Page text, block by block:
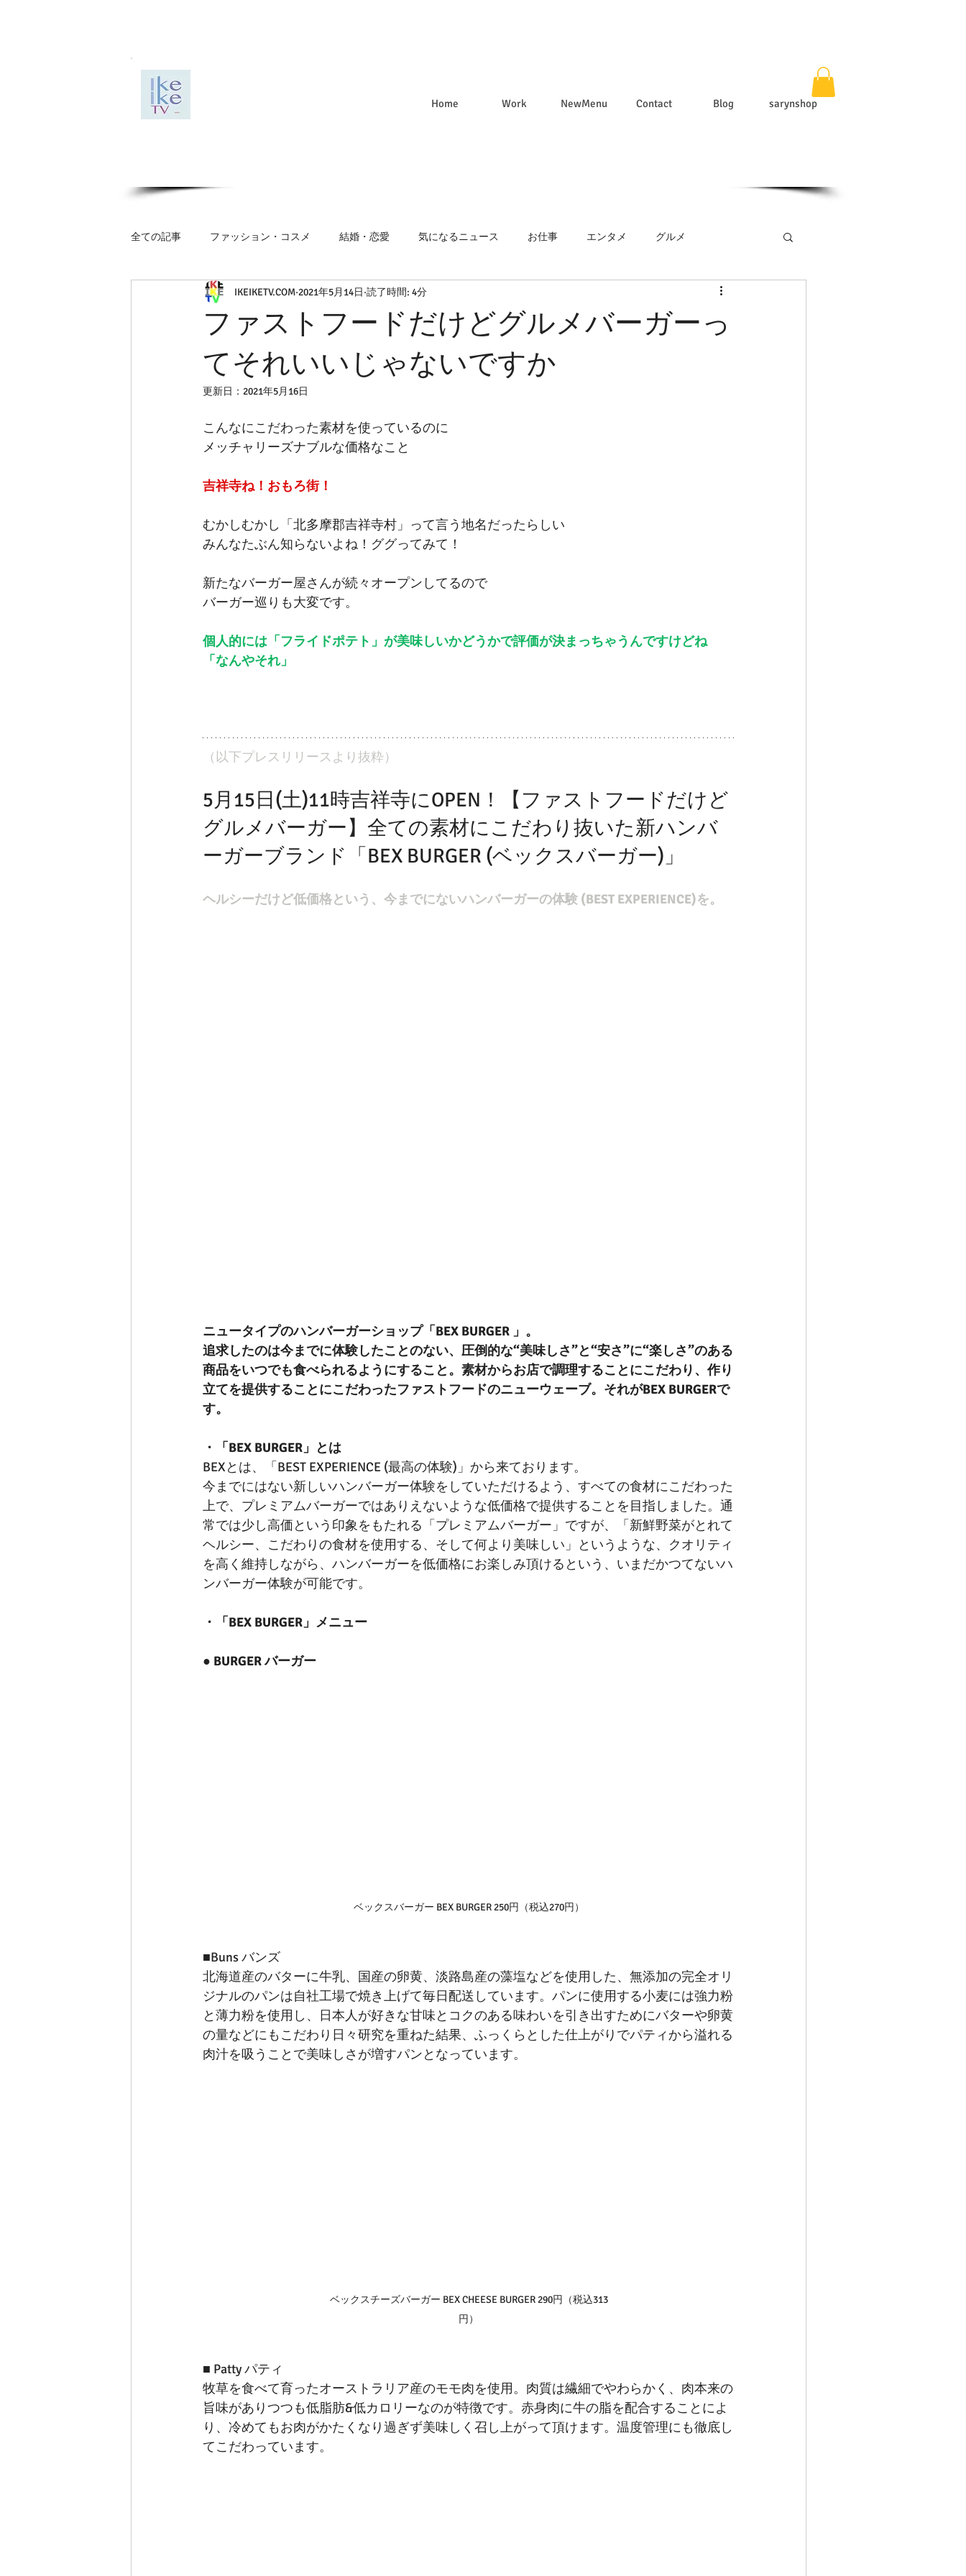
Home Work NewMenu Contact Blog sarynshop
全ての記事 ファッション・コスメ 結婚・恋愛 気になるニュース お仕事 エンタメ グルメ
ファストフードだけどグルメバーガーっ
てそれいいじゃないですか
IKEIKETV.COM 2021年5月14日 読了時間: 4分
更新日： 2021年5月16日
こんなにこだわった素材を使っているのに
メッチャリーズナブルな価格なこと
吉祥寺ね！おもろ街！
むかしむかし「北多摩郡吉祥寺村」って言う地名だったらしい
みんなたぶん知らないよね！ググってみて！
新たなバーガー屋さんが続々オープンしてるので
バーガー巡りも大変です。
個人的には「フライドポテト」が美味しいかどうかで評価が決まっちゃうんですけどね
「なんやそれ」
（以下プレスリリースより抜粋）
5月15日(土)11時吉祥寺にOPEN！【ファストフードだけど
グルメバーガー】全ての素材にこだわり抜いた新ハンバ
ーガーブランド「BEX BURGER (ベックスバーガー)」
ヘルシーだけど低価格という、今までにないハンバーガーの体験 (BEST EXPERIENCE)を。
ニュータイプのハンバーガーショップ「BEX BURGER 」。
追求したのは今までに体験したことのない、圧倒的な“美味しさ”と“安さ”に“楽しさ”のある
商品をいつでも食べられるようにすること。素材からお店で調理することにこだわり、作り
立てを提供することにこだわったファストフードのニューウェーブ。それがBEX BURGERで
す。
・「BEX BURGER」とは
BEXとは、「BEST EXPERIENCE (最高の体験)」から来ております。
今までにはない新しいハンバーガー体験をしていただけるよう、すべての食材にこだわった
上で、プレミアムバーガーではありえないような低価格で提供することを目指しました。通
常では少し高価という印象をもたれる「プレミアムバーガー」ですが、「新鮮野菜がとれて
ヘルシー、こだわりの食材を使用する、そして何より美味しい」というような、クオリティ
を高く維持しながら、ハンバーガーを低価格にお楽しみ頂けるという、いまだかつてないハ
ンバーガー体験が可能です。
・「BEX BURGER」メニュー
● BURGER バーガー
ベックスバーガー BEX BURGER 250円（税込270円）
■Buns バンズ
北海道産のバターに牛乳、国産の卵黄、淡路島産の藻塩などを使用した、無添加の完全オリ
ジナルのパンは自社工場で焼き上げて毎日配送しています。パンに使用する小麦には強力粉
と薄力粉を使用し、日本人が好きな甘味とコクのある味わいを引き出すためにバターや卵黄
の量などにもこだわり日々研究を重ねた結果、ふっくらとした仕上がりでパティから溢れる
肉汁を吸うことで美味しさが増すパンとなっています。
ベックスチーズバーガー BEX CHEESE BURGER 290円（税込313
円）
■ Patty パティ
牧草を食べて育ったオーストラリア産のモモ肉を使用。肉質は繊細でやわらかく、肉本来の
旨味がありつつも低脂肪&低カロリーなのが特徴です。赤身肉に牛の脂を配合することによ
り、冷めてもお肉がかたくなり過ぎず美味しく召し上がって頂けます。温度管理にも徹底し
てこだわっています。